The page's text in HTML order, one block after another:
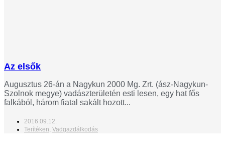
Az elsők
Augusztus 26-án a Nagykun 2000 Mg. Zrt. (ász-Nagykun-
Szolnok megye) vadászterületén esti lesen, egy hat fős
falkából, három fiatal sakált hozott...
2016.09.12.
Terítéken Vadgazdálkodás